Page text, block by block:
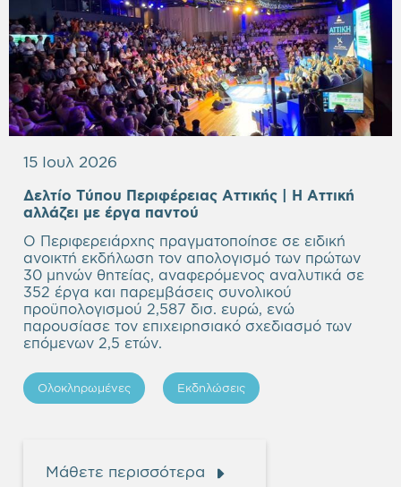
15 Ιουλ 2026
Δελτίο Τύπου Περιφέρειας Αττικής | Η Αττική
αλλάζει με έργα παντού
Ο Περιφερειάρχης πραγματοποίησε σε ειδική
ανοικτή εκδήλωση τον απολογισμό των πρώτων
30 μηνών θητείας, αναφερόμενος αναλυτικά σε
352 έργα και παρεμβάσεις συνολικού
προϋπολογισμού 2,587 δισ. ευρώ, ενώ
παρουσίασε τον επιχειρησιακό σχεδιασμό των
επόμενων 2,5 ετών.
Ολοκληρωμένες Εκδηλώσεις
Μάθετε περισσότερα